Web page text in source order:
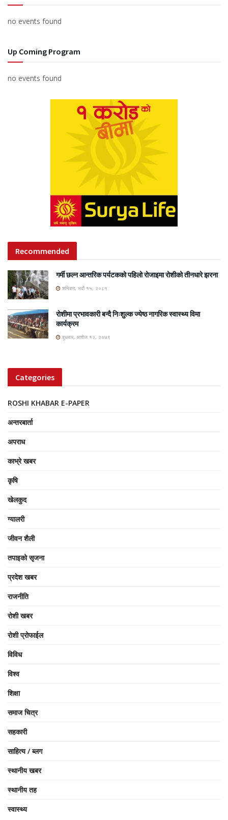
no events found
Up Coming Program
no events found
Recommended
गर्मी छल्न आन्तरिक पर्यटकको पहिलो रोजाइमा रोशीको तीनधारे झरना
शनिबार, भदौ १५, २०८१
रोशीमा प्रभावकारी बन्दै निःशुल्क ज्येष्ठ नागरिक स्वास्थ्य विमा
कार्यक्रम
बुधबार, अशोज १२, २०७९
Categories
ROSHI KHABAR E-PAPER
अन्तरबार्ता
अपराध
काभ्रे खबर
कृषि
खेलकुद
ग्यालरी
जीवन शैली
तपाइको सृजना
प्रदेश खबर
राजनीति
रोशी खबर
रोशी प्रोफाईल
विविध
विश्व
शिक्षा
समाज चित्र
सहकारी
साहित्य / ब्लग
स्थानीय खबर
स्थानीय तह
स्वास्थ्य